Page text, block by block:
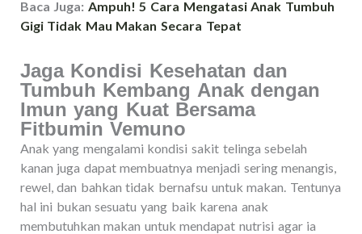
Baca Juga: Ampuh! 5 Cara Mengatasi Anak Tumbuh
Gigi Tidak Mau Makan Secara Tepat
Jaga Kondisi Kesehatan dan
Tumbuh Kembang Anak dengan
Imun yang Kuat Bersama
Fitbumin Vemuno
Anak yang mengalami kondisi sakit telinga sebelah
kanan juga dapat membuatnya menjadi sering menangis,
rewel, dan bahkan tidak bernafsu untuk makan. Tentunya
hal ini bukan sesuatu yang baik karena anak
membutuhkan makan untuk mendapat nutrisi agar ia